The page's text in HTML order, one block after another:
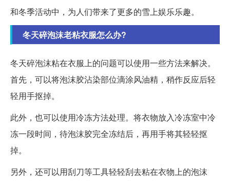
和冬季活动中，为人们带来了更多的雪上娱乐乐趣。
冬天碎泡沫老粘衣服怎么办?
冬天碎泡沫粘在衣服上的问题可以使用一些方法来解决。
首先，可以将泡沫胶沾染部位滴涂风油精，稍作反应后轻
轻用手抠掉。
此外，也可以使用冷冻方法处理。将衣物放入冷冻室中冷
冻一段时间，待泡沫胶完全冻结后，再用手将其轻轻抠
掉。
另外，还可以用刮刀等工具轻轻刮去粘在衣物上的泡沫